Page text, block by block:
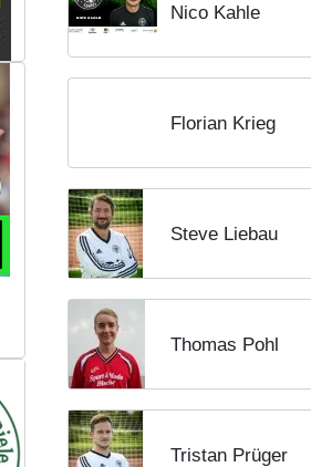
Nico Kahle
Florian Krieg
Steve Liebau
Thomas Pohl
Tristan Prüger